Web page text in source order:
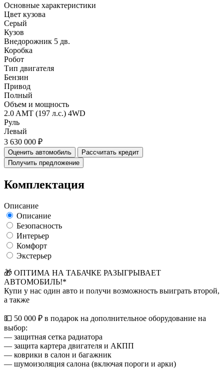
Основные характеристики
Цвет кузова
Серый
Кузов
Внедорожник 5 дв.
Коробка
Робот
Тип двигателя
Бензин
Привод
Полный
Объем и мощность
2.0 AMT (197 л.с.) 4WD
Руль
Левый
3 630 000 ₽
Оценить автомобиль
Рассчитать кредит
Получить предложение
Комплектация
Описание
Описание
Безопасность
Интерьер
Комфорт
Экстерьер
🎁 ОПТИМА НА ТАБАЧКЕ РАЗЫГРЫВАЕТ
АВТОМОБИЛЬ!*
Купи у нас один авто и получи возможность выиграть второй,
а также
💵 50 000 ₽ в подарок на дополнительное оборудование на
выбор:
— защитная сетка радиатора
— защита картера двигателя и АКПП
— коврики в салон и багажник
— шумоизоляция салона (включая пороги и арки)